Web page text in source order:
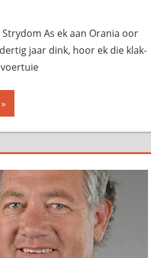
As ek aan Orania oor
jaar dink, hoor ek die klak-